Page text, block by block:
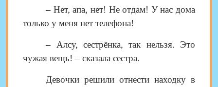
– Нет, апа, нет! Не отдам! У нас дома
только у меня нет телефона!
– Алсу, сестрёнка, так нельзя. Это
чужая вещь! – сказала сестра.
Девочки решили отнести находку в